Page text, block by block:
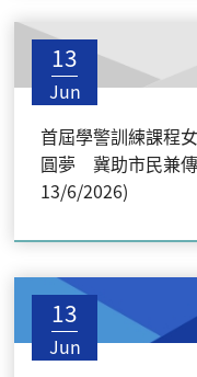
13
Jun
首屆學警訓練課程
圓夢 冀助市民兼
13/6/2026)
13
Jun